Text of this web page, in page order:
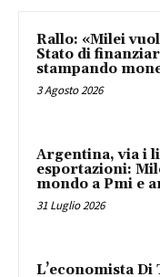
Rallo: «Milei
Stato di
stampando
3 Agosto 2026
Argentina, via i
esportazioni:
mondo a Pmi e
31 Luglio 2026
L’economista Di